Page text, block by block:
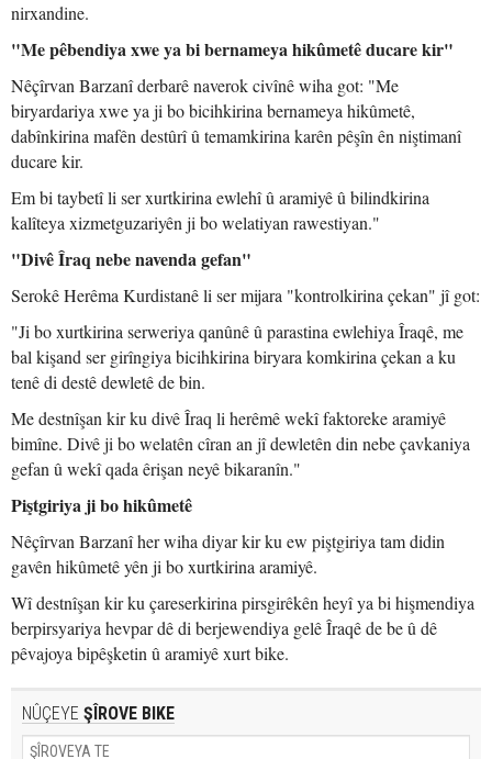
nirxandine.
"Me pêbendiya xwe ya bi bernameya hikûmetê ducare kir"
Nêçîrvan Barzanî derbarê naverok civînê wiha got: "Me
biryardariya xwe ya ji bo bicihkirina bernameya hikûmetê,
dabînkirina mafên destûrî û temamkirina karên pêşîn ên niştimanî
ducare kir.
Em bi taybetî li ser xurtkirina ewlehî û aramiyê û bilindkirina
kalîteya xizmetguzariyên ji bo welatiyan rawestiyan."
"Divê Îraq nebe navenda gefan"
Serokê Herêma Kurdistanê li ser mijara "kontrolkirina çekan" jî got:
"Ji bo xurtkirina serweriya qanûnê û parastina ewlehiya Îraqê, me
bal kişand ser girîngiya bicihkirina biryara komkirina çekan a ku
tenê di destê dewletê de bin.
Me destnîşan kir ku divê Îraq li herêmê wekî faktoreke aramiyê
bimîne. Divê ji bo welatên cîran an jî dewletên din nebe çavkaniya
gefan û wekî qada êrişan neyê bikaranîn."
Piştgiriya ji bo hikûmetê
Nêçîrvan Barzanî her wiha diyar kir ku ew piştgiriya tam didin
gavên hikûmetê yên ji bo xurtkirina aramiyê.
Wî destnîşan kir ku çareserkirina pirsgirêkên heyî ya bi hişmendiya
berpirsyariya hevpar dê di berjewendiya gelê Îraqê de be û dê
pêvajoya bipêşketin û aramiyê xurt bike.
NÛÇEYE ŞÎROVE BIKE